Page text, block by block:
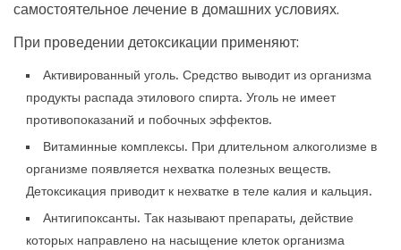
самостоятельное лечение в домашних условиях.
При проведении детоксикации применяют:
Активированный уголь. Средство выводит из организма
продукты распада этилового спирта. Уголь не имеет
противопоказаний и побочных эффектов.
Витаминные комплексы. При длительном алкоголизме в
организме появляется нехватка полезных веществ.
Детоксикация приводит к нехватке в теле калия и кальция.
Антигипоксанты. Так называют препараты, действие
которых направлено на насыщение клеток организма